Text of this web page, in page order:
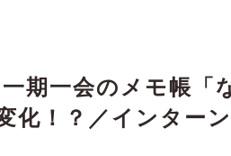
期一会のメモ帳「
化！？／インター